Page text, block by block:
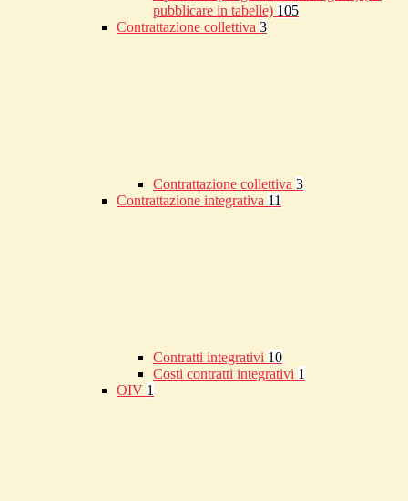
pubblicare in tabelle) 105
Contrattazione collettiva 3
Contrattazione collettiva 3
Contrattazione integrativa 11
Contratti integrativi 10
Costi contratti integrativi 1
OIV 1